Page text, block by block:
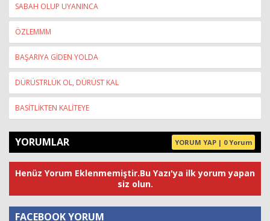
SABAH OLUP UYANINCA
ÖZLEMMM
BAŞARIYA GİDEN YOLDA
DÜRÜSTRLÜK OL, DÜRÜST KAL
BASİTLİKTEN KALİTEYE
YORUMLAR YORUM YAP | 0 Yorum
Henüz Yorum Eklenmemiştir.Bu Yazı'ya ilk yorum yapan
siz olun.
FACEBOOK YORUM